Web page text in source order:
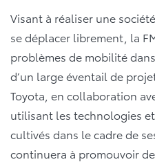
Visant à réaliser une
se déplacer librement, la
problèmes de mobilité
d’un large éventail de
Toyota, en collaboration
utilisant les technologies
cultivés dans le cadre de
continuera à promouvoir